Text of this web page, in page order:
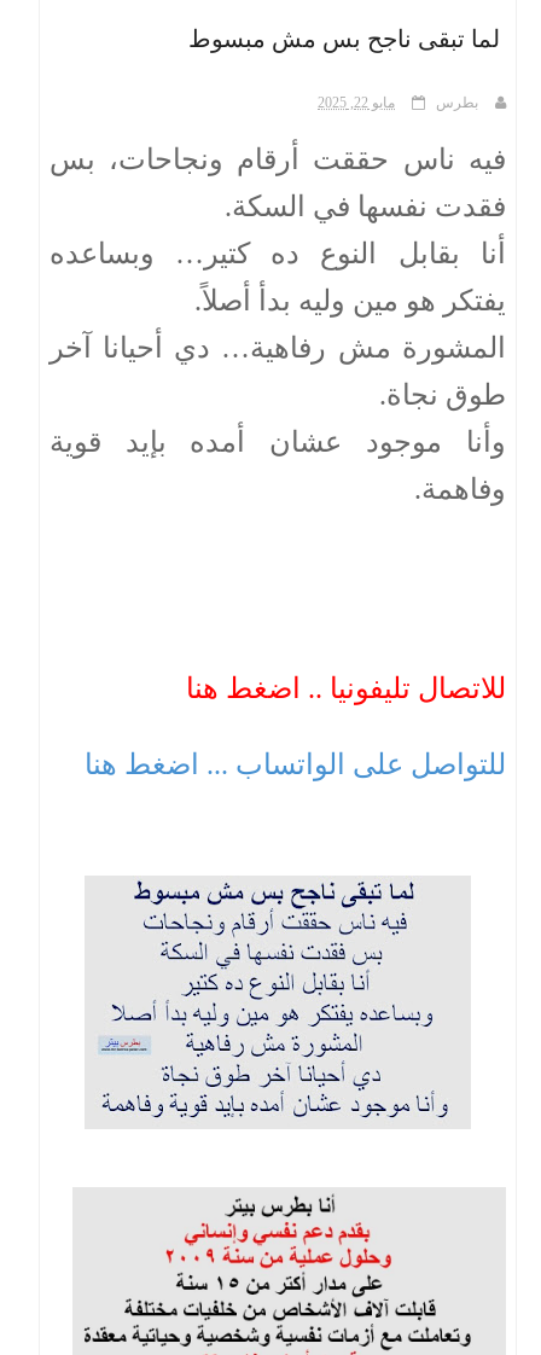
لما تبقى ناجح بس مش مبسوط
بطرس مايو 22, 2025
فيه ناس حققت أرقام ونجاحات، بس
فقدت نفسها في السكة.
أنا بقابل النوع ده كتير… وبساعده
يفتكر هو مين وليه بدأ أصلاً.
المشورة مش رفاهية… دي أحيانا آخر
طوق نجاة.
وأنا موجود عشان أمده بإيد قوية
وفاهمة.
للاتصال تليفونيا .. اضغط هنا
للتواصل على الواتساب ... اضغط هنا